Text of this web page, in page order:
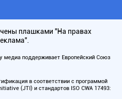
плашками "На правах
медиа поддерживает Европейский Союз
в соответствии с программой
(JTI) и стандартов ISO CWA 17493: